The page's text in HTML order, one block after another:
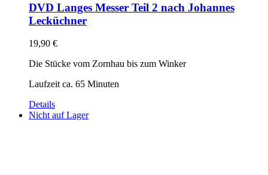
DVD Langes Messer Teil 2 nach Johannes
Lecküchner
19,90 €
Die Stücke vom Zornhau bis zum Winker
Laufzeit ca. 65 Minuten
Details
Nicht auf Lager